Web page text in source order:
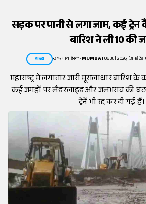
सड़क पर पानी से लगा जाम, कई ट्रेन
बारिश ने ली 10 की
राज्य खबरगांव डेस्क•MUMBAI06 Jul 2026, (अपडेटेड
महाराष्ट्र में लगातार जारी मूसलाधार बारिश
कई जगहों पर लैंडस्लाइड और जलभराव की
ट्रेनें भी रद्द कर दी गई हैं।